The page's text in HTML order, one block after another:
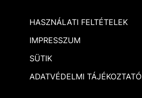
HASZNÁLATI FELTÉTELEK
IMPRESSZUM
SÜTIK
ADATVÉDELMI TÁJÉKOZTATÓ